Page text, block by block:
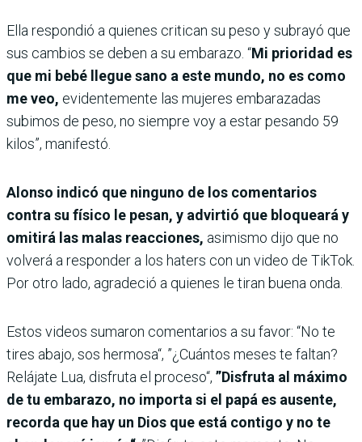
Ella respondió a quienes critican su peso y subrayó que
sus cambios se deben a su embarazo. “Mi prioridad es
que mi bebé llegue sano a este mundo, no es como
me veo, evidentemente las mujeres embarazadas
subimos de peso, no siempre voy a estar pesando 59
kilos”, manifestó.
Alonso indicó que ninguno de los comentarios
contra su físico le pesan, y advirtió que bloqueará y
omitirá las malas reacciones, asimismo dijo que no
volverá a responder a los haters con un video de TikTok.
Por otro lado, agradeció a quienes le tiran buena onda.
Estos videos sumaron comentarios a su favor: “No te
tires abajo, sos hermosa“, ”¿Cuántos meses te faltan?
Relájate Lua, disfruta el proceso“, ”Disfruta al máximo
de tu embarazo, no importa si el papá es ausente,
recorda que hay un Dios que está contigo y no te